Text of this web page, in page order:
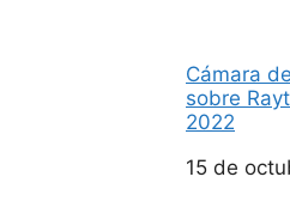
Cámara
sobre
2022
Fecha
15 de